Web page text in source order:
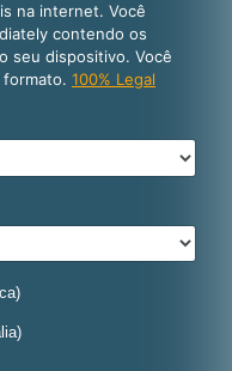
na internet. Você
contendo os
seu dispositivo. Você
100% Legal